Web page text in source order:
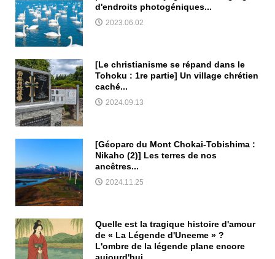
d'endroits photogéniques...
2023.06.02
[Le christianisme se répand dans le
Tohoku : 1re partie] Un village chrétien
caché...
2024.09.13
[Géoparc du Mont Chokai-Tobishima :
Nikaho (2)] Les terres de nos
ancêtres...
2024.11.25
Quelle est la tragique histoire d'amour
de « La Légende d'Uneeme » ?
L'ombre de la légende plane encore